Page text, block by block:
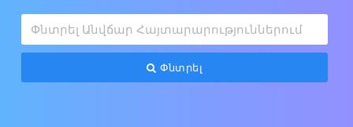
Փնտրել